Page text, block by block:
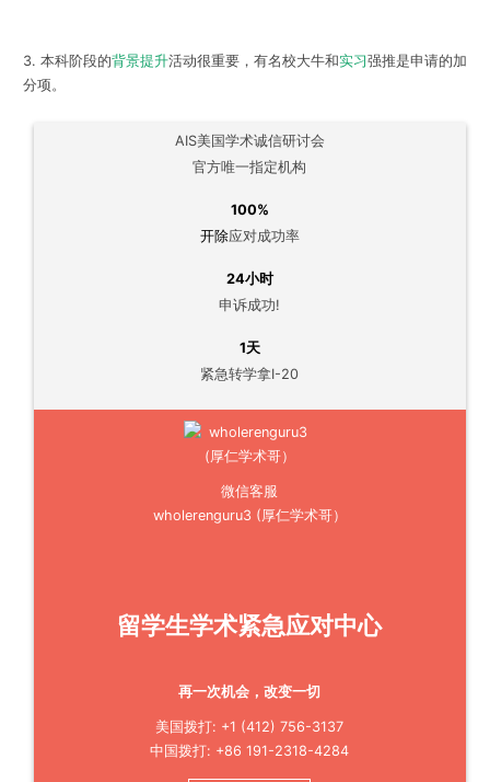
3. 本科阶段的背景提升活动很重要，有名校大牛和实习强推是申请的加
分项。
AIS美国学术诚信研讨会
官方唯一指定机构
100%
开除应对成功率
24小时
申诉成功!
1天
紧急转学拿I-20
微信客服
wholerenguru3 (厚仁学术哥）
留学生学术紧急应对中心
再一次机会，改变一切
美国拨打: +1 (412) 756-3137
中国拨打: +86 191-2318-4284